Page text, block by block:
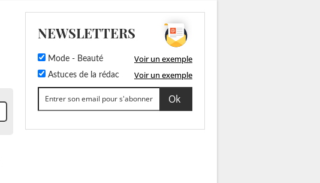
NEWSLETTERS
Mode - Beauté Voir un exemple
Astuces de la rédac Voir un exemple